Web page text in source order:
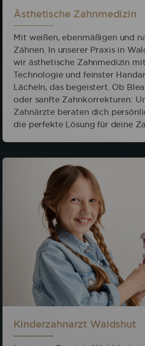
Ästhetische Zahnmedizin
Mit weißen, ebenmäßigen und
Zähnen. In unserer Praxis in
wir ästhetische Zahnmedizin
Technologie und feinster
Lächeln, das begeistert. Ob
oder sanfte Zahnkorrekturen:
Zahnärzte beraten dich
die perfekte Lösung für deine
Kinderzahnarzt Waldshut